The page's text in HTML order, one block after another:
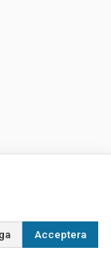
Acceptera